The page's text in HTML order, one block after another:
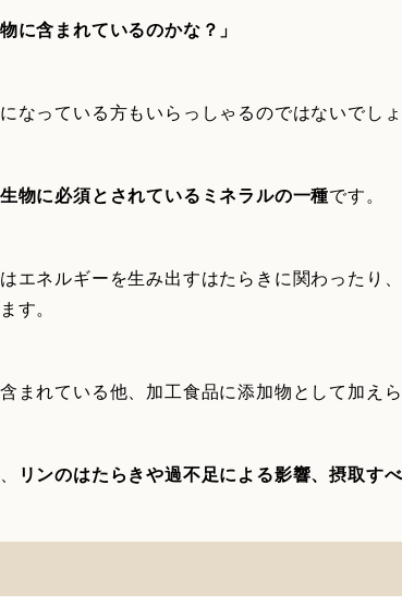
に含まれているのかな？」
なっている方もいらっしゃるのではないでしょ
物に必須とされているミネラルの一種です。
エネルギーを生み出すはたらきに関わったり
す。
まれている他、加工食品に添加物として加え
リンのはたらきや過不足による影響、摂取す